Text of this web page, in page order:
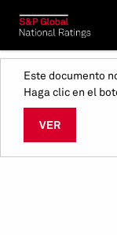
Este documento
Haga clic en el
VER